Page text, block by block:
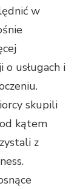
w
usługach i
skupili
kątem
z